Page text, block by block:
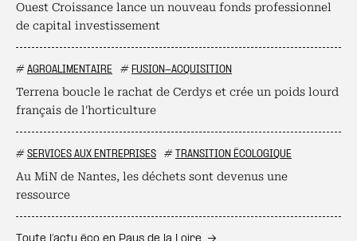
Ouest Croissance lance un nouveau fonds professionnel
de capital investissement
# AGROALIMENTAIRE # FUSION-ACQUISITION
Terrena boucle le rachat de Cerdys et crée un poids lourd
français de l'horticulture
# SERVICES AUX ENTREPRISES # TRANSITION ÉCOLOGIQUE
Au MiN de Nantes, les déchets sont devenus une
ressource